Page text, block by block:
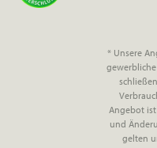
* Unsere
gewerbliche
Angebot
und
gelten